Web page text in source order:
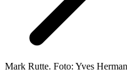
Mark Rutte. Foto: Yves